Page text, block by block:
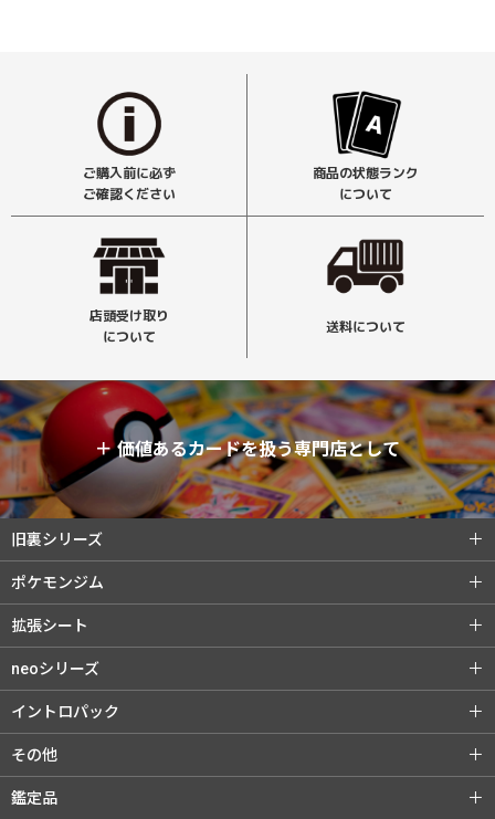
ご購入前に必ず
ご確認ください
商品の状態ランク
について
店頭受け取り
について
送料について
＋価値あるカードを扱う専門店として
旧裏シリーズ
旧裏シリーズ (全商品)
第1弾（★）
第3弾 化石の秘密
ポケモンジム
ポケモンジム (全商品)
第1弾 カスミ
第2弾 エリカ
闇からの挑戦
拡張シート
拡張シート (全商品)
第2弾 赤版
neoシリーズ
neoシリーズ (全商品)
第2弾 遺跡をこえて...
第4弾 闇、そして光へ...
イントロパック
イントロパック (全商品)
ゼニガメデッキ
その他
その他 (全商品)
鑑定品